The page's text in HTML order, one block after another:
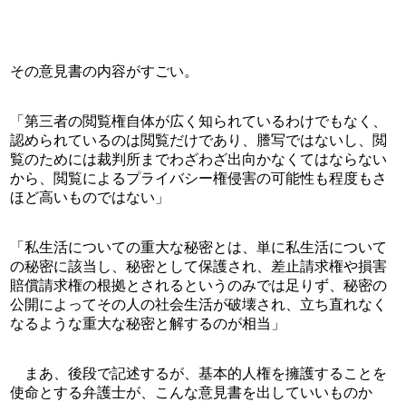
その意見書の内容がすごい。
「第三者の閲覧権自体が広く知られているわけでもなく、
認められているのは閲覧だけであり、謄写ではないし、閲
覧のためには裁判所までわざわざ出向かなくてはならない
から、閲覧によるプライバシー権侵害の可能性も程度もさ
ほど高いものではない」
「私生活についての重大な秘密とは、単に私生活について
の秘密に該当し、秘密として保護され、差止請求権や損害
賠償請求権の根拠とされるというのみでは足りず、秘密の
公開によってその人の社会生活が破壊され、立ち直れなく
なるような重大な秘密と解するのが相当」
まあ、後段で記述するが、基本的人権を擁護することを
使命とする弁護士が、こんな意見書を出していいものか